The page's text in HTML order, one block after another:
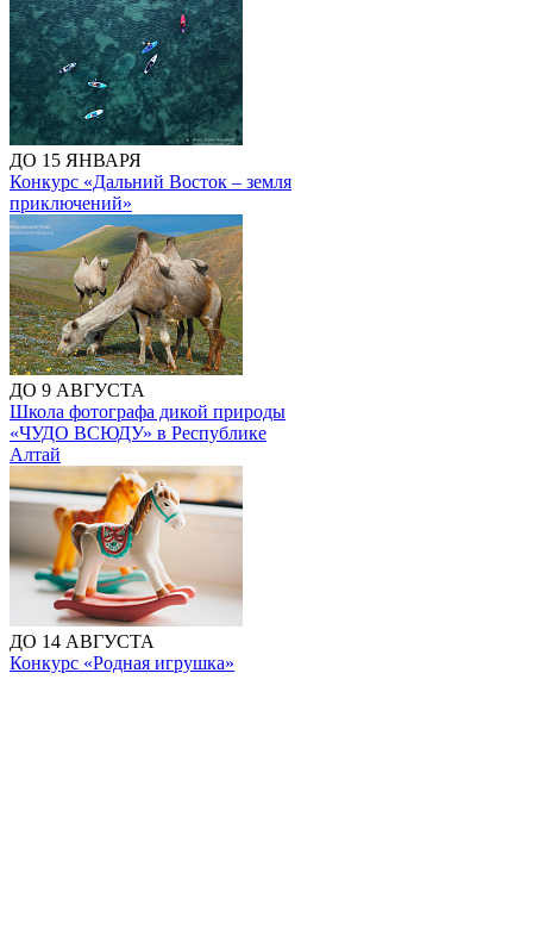
ДО 15 ЯНВАРЯ
Конкурс «Дальний Восток – земля
приключений»
ДО 9 АВГУСТА
Школа фотографа дикой природы
«ЧУДО ВСЮДУ» в Республике
Алтай
ДО 14 АВГУСТА
Конкурс «Родная игрушка»